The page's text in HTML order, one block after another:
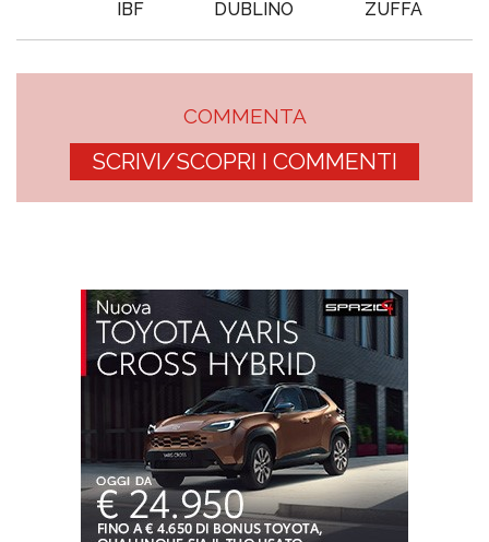
IBF
DUBLINO ZUFFA
COMMENTA
SCRIVI/SCOPRI I COMMENTI